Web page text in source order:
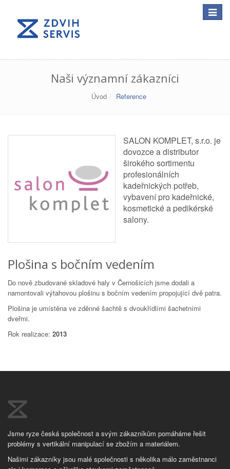
Toggle
Naši významní zákazníci
Úvod Reference
SALON KOMPLET, s.r.o. je
dovozce a distributor
širokého sortimentu
profesionálních
kadeřnických potřeb,
vybavení pro kadeřnické,
kosmetické a pedikérské
salony.
Plošina s bočním vedením
Do nově zbudované skladové haly v Černošicích jsme dodali a
namontovali výtahovou plošinu s bočním vedením propojující dvě patra.
Plošina je umístěna ve zděnné šachtě s dvoukřídlími šachetními
dveřmi.
Rok realizace: 2013
Jsme ryze česká společnost a svým zákazníkům pomáháme řešit
problémy s vertikální manipulací se zbožím a materiálem.
Našimi zákazníky jsou malé společnosti s několika málo zaměstnanci